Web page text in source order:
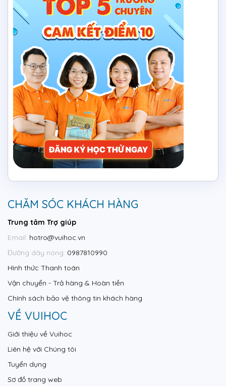
CHĂM SÓC KHÁCH HÀNG
Trung tâm Trợ giúp
Email: hotro@vuihoc.vn
Đường dây nóng: 0987810990
Hình thức Thanh toán
Vận chuyển - Trả hàng & Hoàn tiền
Chính sách bảo vệ thông tin khách hàng
VỀ VUIHOC
Giới thiệu về Vuihoc
Liên hệ với Chúng tôi
Tuyển dụng
Sơ đồ trang web